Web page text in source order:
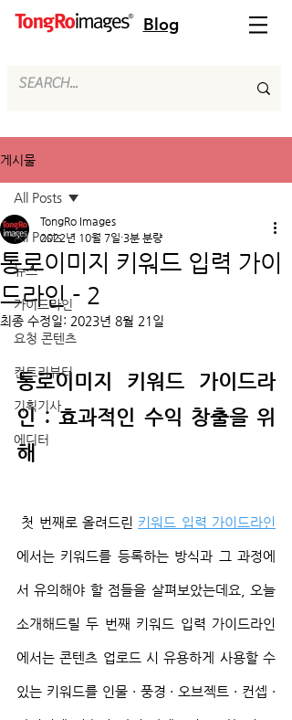
Blog
게시물
All Posts
뉴스
가이드라인
요청 콘텐츠
컨트리뷰터
기획기사
에디터
All Posts
통로이미지 키워드 입력 가이
드라인 - 2
TongRo Images
2022년 10월 7일 3분 분량
최종 수정일: 2023년 8월 21일
통로이미지 키워드 가이드라
인 : 효과적인 수익 창출을 위
해
첫 번째로 올려드린 키워드 입력 가이드라인
에서는 키워드를 등록하는 방식과 그 과정에
서 유의해야 할 점들을 살펴보았는데요, 오늘
소개해드릴 두 번째 키워드 입력 가이드라인
에서는 콘텐츠 업로드 시 유용하게 사용할 수
있는 키워드를 인물 · 풍경 · 오브젝트 · 컨셉 ·